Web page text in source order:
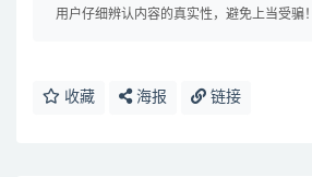
用户仔细辨认内容的真实性，避免上当受骗！
收藏 海报 链接